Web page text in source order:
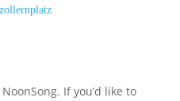
If you’d like to